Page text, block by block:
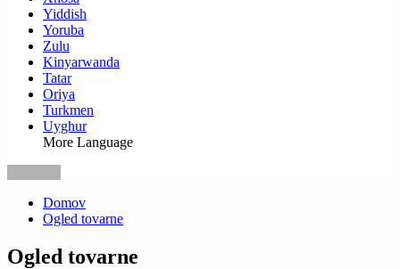
Yiddish
Yoruba
Zulu
Kinyarwanda
Tatar
Oriya
Turkmen
Uyghur
More Language
Domov
Ogled tovarne
Ogled tovarne